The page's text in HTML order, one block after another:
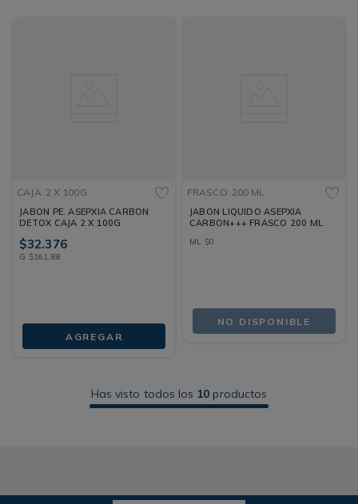
CAJA 2 X 100G
JABON PE. ASEPXIA CARBON
DETOX CAJA 2 X 100G
$32.376
G $161,88
AGREGAR
FRASCO 200 ML
JABON LIQUIDO ASEPXIA
CARBON+++ FRASCO 200 ML
ML $0
NO DISPONIBLE
Has visto todos los 10 productos